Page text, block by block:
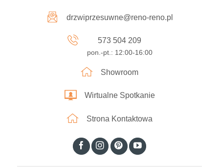
drzwiprzesuwne@reno-reno.pl
573 504 209
pon.-pt.: 12:00-16:00
Showroom
Wirtualne Spotkanie
Strona Kontaktowa